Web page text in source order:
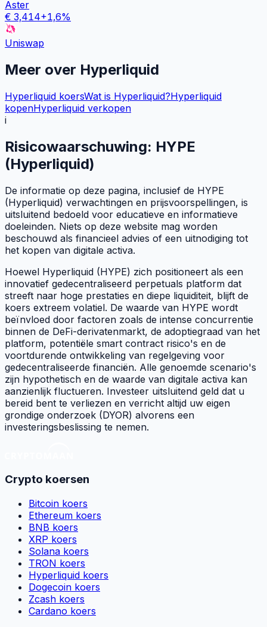
Aster
€ 3,414+1,6%
Uniswap
Meer over Hyperliquid
Hyperliquid koersWat is Hyperliquid?Hyperliquid
kopenHyperliquid verkopen
i
Risicowaarschuwing: HYPE
(Hyperliquid)
De informatie op deze pagina, inclusief de HYPE
(Hyperliquid) verwachtingen en prijsvoorspellingen, is
uitsluitend bedoeld voor educatieve en informatieve
doeleinden. Niets op deze website mag worden
beschouwd als financieel advies of een uitnodiging tot
het kopen van digitale activa.
Hoewel Hyperliquid (HYPE) zich positioneert als een
innovatief gedecentraliseerd perpetuals platform dat
streeft naar hoge prestaties en diepe liquiditeit, blijft de
koers extreem volatiel. De waarde van HYPE wordt
beïnvloed door factoren zoals de intense concurrentie
binnen de DeFi-derivatenmarkt, de adoptiegraad van het
platform, potentiële smart contract risico's en de
voortdurende ontwikkeling van regelgeving voor
gedecentraliseerde financiën. Alle genoemde scenario's
zijn hypothetisch en de waarde van digitale activa kan
aanzienlijk fluctueren. Investeer uitsluitend geld dat u
bereid bent te verliezen en verricht altijd uw eigen
grondige onderzoek (DYOR) alvorens een
investeringsbeslissing te nemen.
Crypto koersen
Bitcoin koers
Ethereum koers
BNB koers
XRP koers
Solana koers
TRON koers
Hyperliquid koers
Dogecoin koers
Zcash koers
Cardano koers